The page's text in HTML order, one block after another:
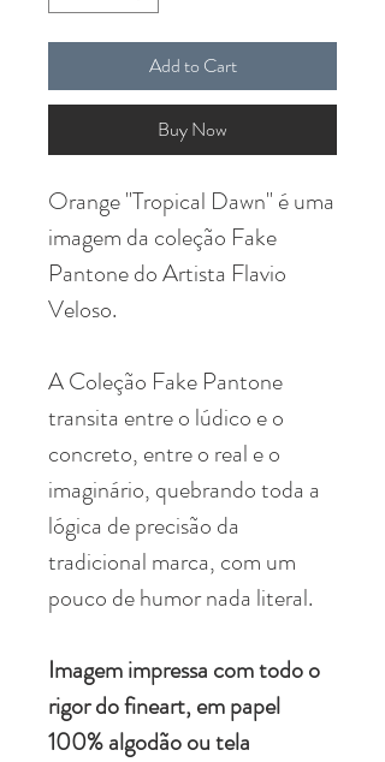
Add to Cart
Buy Now
Orange "Tropical Dawn" é uma
imagem da coleção Fake
Pantone do Artista Flavio
Veloso.
A Coleção Fake Pantone
transita entre o lúdico e o
concreto, entre o real e o
imaginário, quebrando toda a
lógica de precisão da
tradicional marca, com um
pouco de humor nada literal.
Imagem impressa com todo o
rigor do fineart, em papel
100% algodão ou tela